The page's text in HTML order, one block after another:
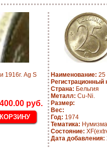
1916г. Ag S
400.00 руб.
Наименование: 25
Регистрационный
Страна: Бельгия
Металл: Cu-Ni.
Размер:
Вес:
Год: 1974
Тематика:
Состояние:
Дата добавления: